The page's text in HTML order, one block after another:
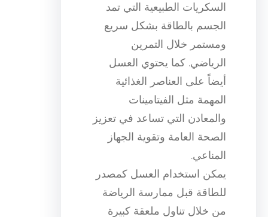
السكريات الطبيعية التي تمد
الجسم بالطاقة بشكل سريع
ومستمر خلال التمرين
الرياضي. كما يحتوي العسل
أيضاً على العناصر الغذائية
المهمة مثل الفيتامينات
والمعادن التي تساعد في تعزيز
الصحة العامة وتقوية الجهاز
المناعي.
يمكن استخدام العسل كمصدر
للطاقة قبل ممارسة الرياضة
من خلال تناول ملعقة كبيرة